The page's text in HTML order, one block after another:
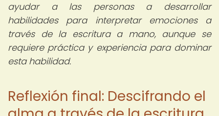
ayudar a las personas a desarrollar
habilidades para interpretar emociones a
través de la escritura a mano, aunque se
requiere práctica y experiencia para dominar
esta habilidad.
Reflexión final: Descifrando el